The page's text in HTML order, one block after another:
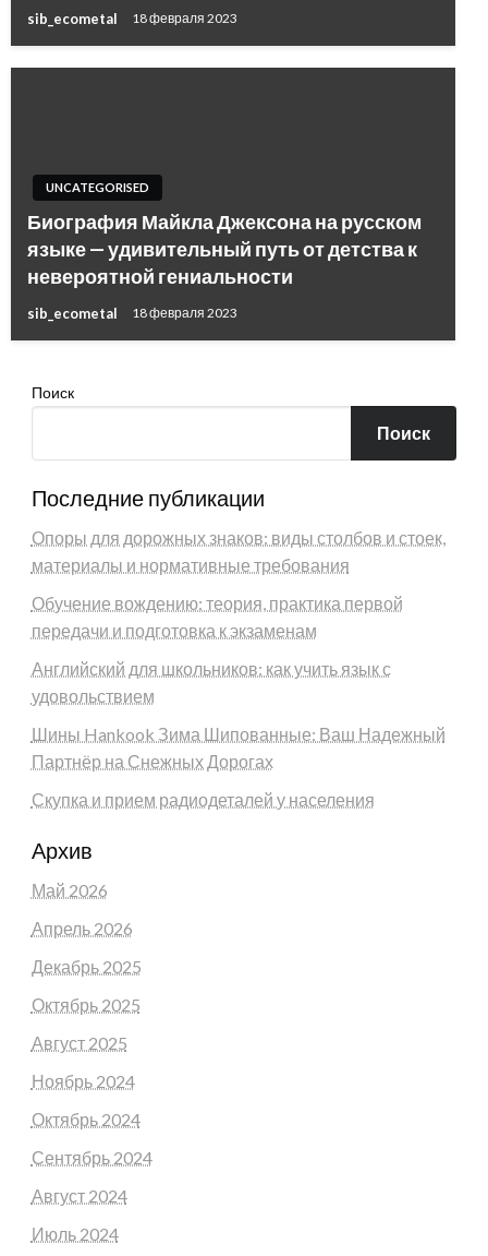
sib_ecometal 18 февраля 2023
UNCATEGORISED
Биография Майкла Джексона на русском
языке — удивительный путь от детства к
невероятной гениальности
sib_ecometal 18 февраля 2023
Поиск
Поиск
Последние публикации
Опоры для дорожных знаков: виды столбов и стоек,
материалы и нормативные требования
Обучение вождению: теория, практика первой
передачи и подготовка к экзаменам
Английский для школьников: как учить язык с
удовольствием
Шины Hankook Зима Шипованные: Ваш Надежный
Партнёр на Снежных Дорогах
Скупка и прием радиодеталей у населения
Архив
Май 2026
Апрель 2026
Декабрь 2025
Октябрь 2025
Август 2025
Ноябрь 2024
Октябрь 2024
Сентябрь 2024
Август 2024
Июль 2024